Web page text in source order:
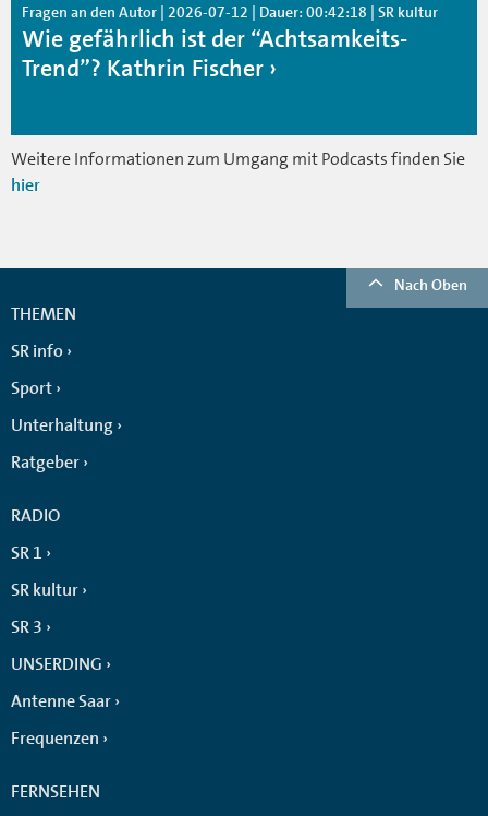
Fragen an den Autor | 2026-07-12 | Dauer: 00:42:18 | SR kultur
Wie gefährlich ist der “Achtsamkeits-
Trend”? Kathrin Fischer
Weitere Informationen zum Umgang mit Podcasts finden Sie
hier
Nach Oben
THEMEN
SR info
Sport
Unterhaltung
Ratgeber
RADIO
SR 1
SR kultur
SR 3
UNSERDING
Antenne Saar
Frequenzen
FERNSEHEN